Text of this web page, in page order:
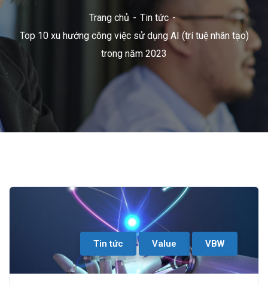
Trang chủ
Tin tức
Top 10 xu hướng công việc sử dụng AI (trí tuệ nhân tạo)
trong năm 2023
Tin tức Value VBW